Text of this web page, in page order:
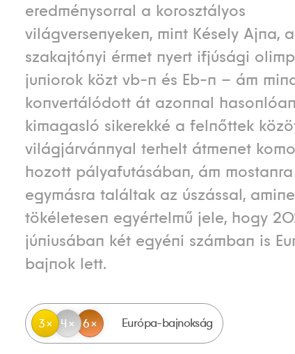
eredménysorral a korosztályos
világversenyeken, mint Késely Ajna,
szakajtónyi érmet nyert ifjúsági
juniorok közt vb-n és Eb-n – ám
konvertálódott át azonnal
kimagasló sikerekké a felnőttek
világjárvánnyal terhelt átmenet
hozott pályafutásában, ám
egymásra találtak az úszással,
tökéletesen egyértelmű jele, hogy
júniusában két egyéni számban is
bajnok lett.
3 4 6 Európa-bajnokság